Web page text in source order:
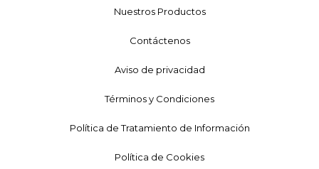
Nuestros Productos
Contáctenos
Aviso de privacidad
Términos y Condiciones
Política de Tratamiento de Información
Política de Cookies